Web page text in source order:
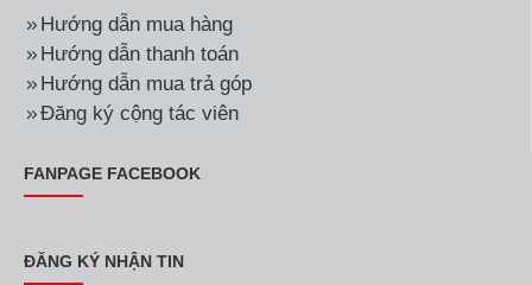
Hướng dẫn mua hàng
Hướng dẫn thanh toán
Hướng dẫn mua trả góp
Đăng ký cộng tác viên
FANPAGE FACEBOOK
ĐĂNG KÝ NHẬN TIN